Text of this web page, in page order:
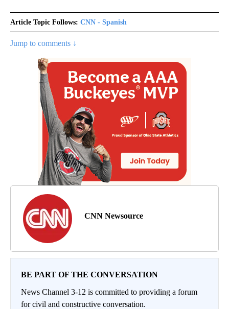
Article Topic Follows: CNN - Spanish
Jump to comments ↓
CNN Newsource
BE PART OF THE CONVERSATION
News Channel 3-12 is committed to providing a forum
for civil and constructive conversation.